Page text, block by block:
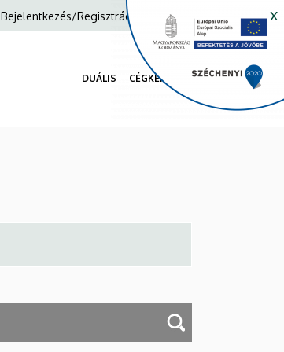
x
Anonim
Bejelentkezés/Regisztráció
navigáció
DUÁLIS CÉGKERESŐ